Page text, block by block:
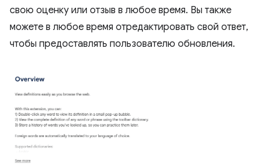
свою оценку или отзыв в любое время. Вы также
можете в любое время отредактировать свой ответ,
чтобы предоставлять пользователю обновления.